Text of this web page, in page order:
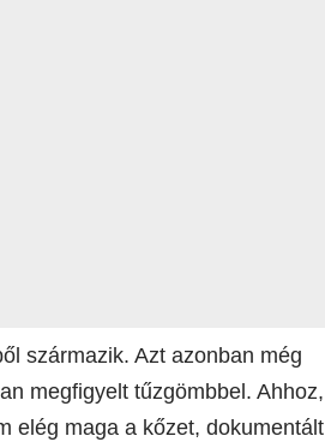
származik. Azt azonban még
megfigyelt tűzgömbbel. Ahhoz,
elég maga a kőzet, dokumentált